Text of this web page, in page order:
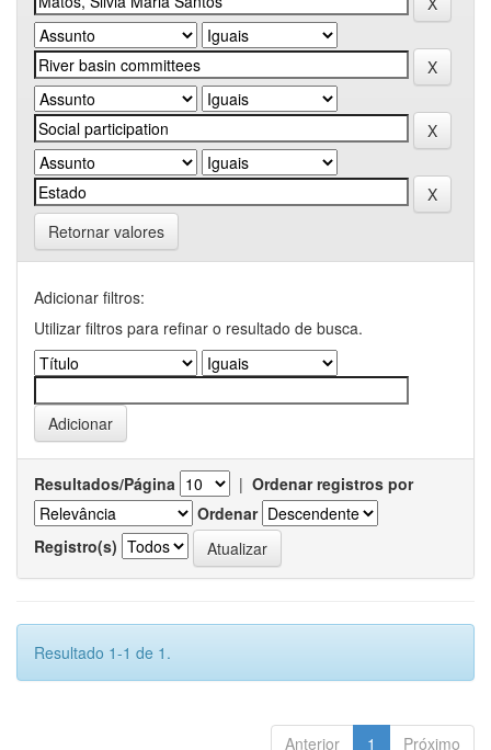
Retornar valores
Adicionar filtros:
Utilizar filtros para refinar o resultado de busca.
Resultados/Página | Ordenar registros por
Ordenar
Registro(s)
Resultado 1-1 de 1.
Anterior 1 Próximo